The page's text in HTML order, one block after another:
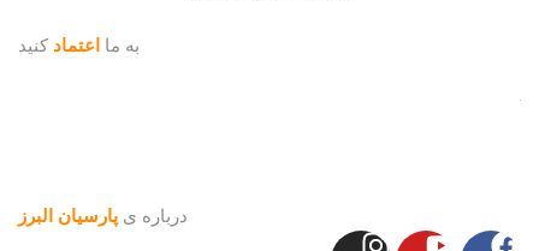
درباره ی پارسیان البرز
به ما اعتماد کنید